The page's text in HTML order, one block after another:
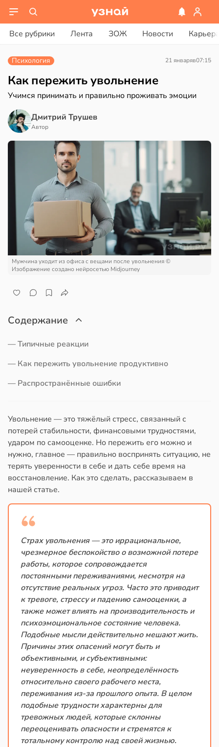
Все рубрики Лента ЗОЖ Новости
в13:55
21:42
в20:58
19:27
17:21
Психология 21 январяв07:15
Как пережить увольнение
Учимся принимать и правильно проживать эмоции
Дмитрий Трушев
Автор
Мужчина уходит из офиса с вещами после увольнения©
Изображение создано нейросетью Midjourney
Содержание
— Типичные реакции
— Как пережить увольнение продуктивно
— Распространённые ошибки
Увольнение — это тяжёлый стресс, связанный с
потерей стабильности, финансовыми трудностями,
ударом по самооценке. Но пережить его можно и
нужно, главное — правильно воспринять ситуацию, не
терять уверенности в себе и дать себе время на
восстановление. Как это сделать, рассказываем в
нашей статье.
Страх увольнения — это иррациональное,
чрезмерное беспокойство о возможной потере
работы, которое сопровождается
постоянными переживаниями, несмотря на
отсутствие реальных угроз. Часто это приводит
к тревоге, стрессу и падению самооценки, а
также может влиять на производительность и
психоэмоциональное состояние человека.
Подобные мысли действительно мешают жить.
Причины этих опасений могут быть и
объективными, и субъективными:
неуверенность в себе, неопределённость
относительно своего рабочего места,
переживания из-за прошлого опыта. В целом
подобные трудности характерны для
тревожных людей, которые склонны
переоценивать опасности и стремятся к
тотальному контролю над своей жизнью.
16:23